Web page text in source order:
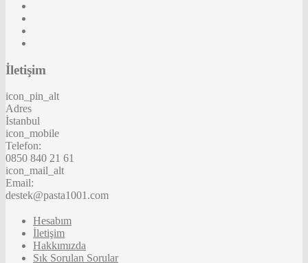
İletişim
icon_pin_alt
Adres
İstanbul
icon_mobile
Telefon:
0850 840 21 61
icon_mail_alt
Email:
destek@pasta1001.com
Hesabım
İletişim
Hakkımızda
Sık Sorulan Sorular